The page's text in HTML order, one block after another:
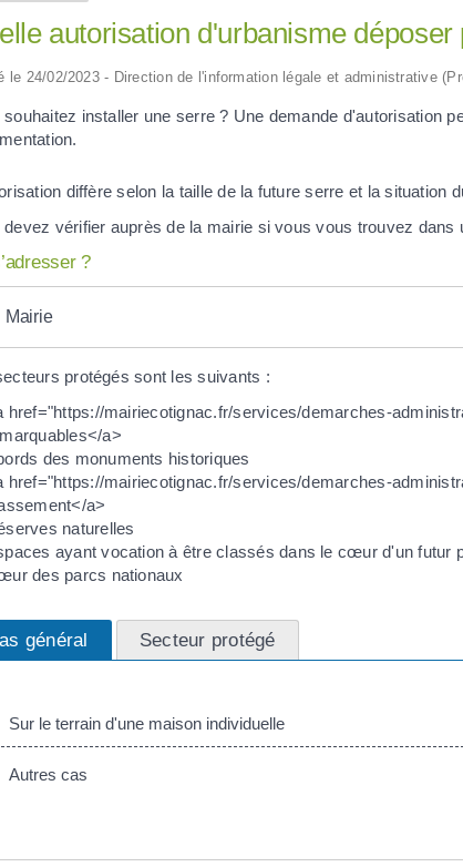
autorisation d'urbanisme
le 24/02/2023 - Direction de l'information légale et administrative
souhaitez installer une serre ? Une demande d'autorisation
diffère selon la taille de la future serre et la situation
devez vérifier auprès de la mairie si vous vous trouvez dans
?
Mairie
protégés sont les suivants :
href="https://mairiecotignac.fr/services/demarches-
a>
des monuments historiques
href="https://mairiecotignac.fr/services/demarches-
a>
naturelles
ayant vocation à être classés dans le cœur d'un futur
des parcs nationaux
général Secteur protégé
Sur le terrain d'une maison individuelle
Autres cas